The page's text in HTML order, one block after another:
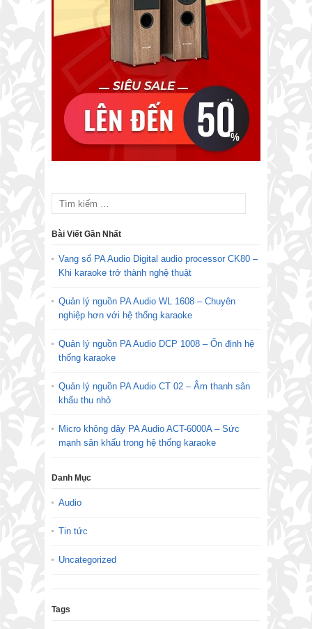
Bài Viết Gần Nhất
Vang số PA Audio Digital audio processor CK80 –
Khi karaoke trở thành nghệ thuật
Quản lý nguồn PA Audio WL 1608 – Chuyên
nghiệp hơn với hệ thống karaoke
Quản lý nguồn PA Audio DCP 1008 – Ổn định hệ
thống karaoke
Quản lý nguồn PA Audio CT 02 – Âm thanh sân
khấu thu nhỏ
Micro không dây PA Audio ACT-6000A – Sức
mạnh sân khấu trong hệ thống karaoke
Danh Mục
Audio
Tin tức
Uncategorized
Tags